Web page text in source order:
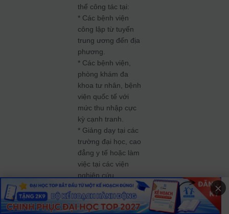
thể công tác tại:
* Các bệnh viện
công lập từ tuyến
trung ương đến địa
phương.
* Các bệnh viện,
phòng khám đa
khoa tư nhân, bệnh
viện quốc tế với
mức thu nhập cực
kỳ cạnh tranh.
* Giảng dạy tại các
trường đại học, cao
đẳng y tế hoặc làm
việc tại các viện
nghiên cứu.
Bên cạnh đó, nếu
bạn yêu thích sự
×